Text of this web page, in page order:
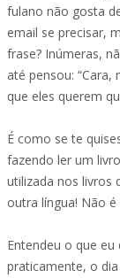
fulano não gosta
email se precisar,
frase? Inúmeras,
até pensou:
que eles querem
É como se te
fazendo ler um
utilizada nos livros
outra língua! Não é
Entendeu o que eu
praticamente, o